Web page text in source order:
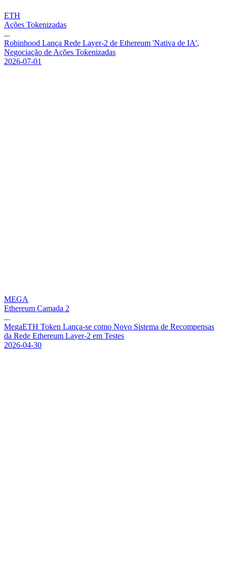
ETH
Ações Tokenizadas
...
Robinhood Lança Rede Layer-2 de Ethereum 'Nativa de IA',
Negociação de Ações Tokenizadas
2026-07-01
MEGA
Ethereum Camada 2
...
MegaETH Token Lança-se como Novo Sistema de Recompensas
da Rede Ethereum Layer-2 em Testes
2026-04-30